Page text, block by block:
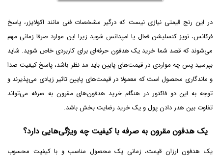
در این رنج قیمتی نیازی نیست که درگیر مشخصات فنی مانند اکولایزر، پاسخ
فرکانس، نویز کنسلیشن فعال یا امپدانس شوید زیرا این موارد صرفا زمانی مهم
می‌شوند که قصد شما خرید یک هدفون حرفه‌ای برای کاربردی خاص شوید. شاید
بپرسید پس چه مواردی در قیمت‌های پایین باید مد نظر باشد، پاسخ کیفیت صدا
و ماندگاری محصول است که معمولا در قیمت‌های پایین تاثیر زیادی می‌پذیرند و
توجه به این دو فاکتور در هنگام خرید هدفون‌های مقرون به صرفه می‌تواند
تفاوت بین هدر دادن پول و یک خرید رضایت بخش باشد.
یک هدفون مقرون به صرفه با کیفیت چه ویژگی‌هایی دارد؟
یک هدفون ارزان قیمت، زمانی یک محصول مناسب و با کیفیت محسوب